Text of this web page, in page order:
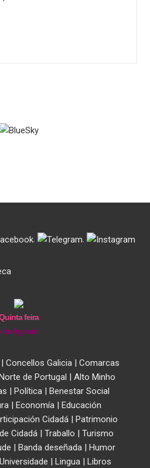
. .
feira
de Agosto
Concellos Galicia| Comarcas
de Portugal | Alto Minho
| Política| Benestar Social
| Economía | Educación
Cidadá| Patrimonio
Cidadá | Traballo | Turismo
| Banda deseñada | Humor
Universidade | Lingua| Libros